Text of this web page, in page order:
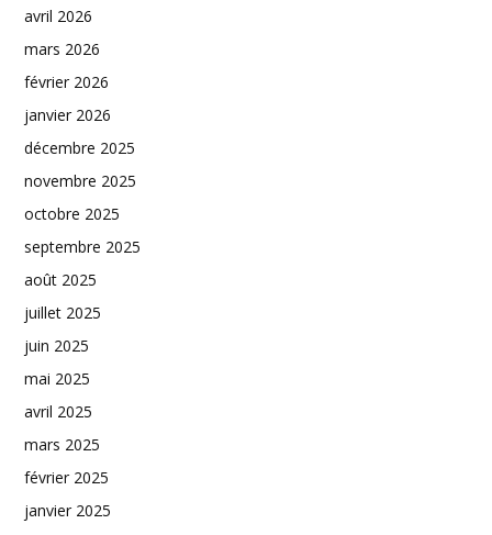
avril 2026
mars 2026
février 2026
janvier 2026
décembre 2025
novembre 2025
octobre 2025
septembre 2025
août 2025
juillet 2025
juin 2025
mai 2025
avril 2025
mars 2025
février 2025
janvier 2025